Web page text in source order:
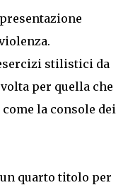
stilistici da
per quella che
la console dei
quarto titolo per